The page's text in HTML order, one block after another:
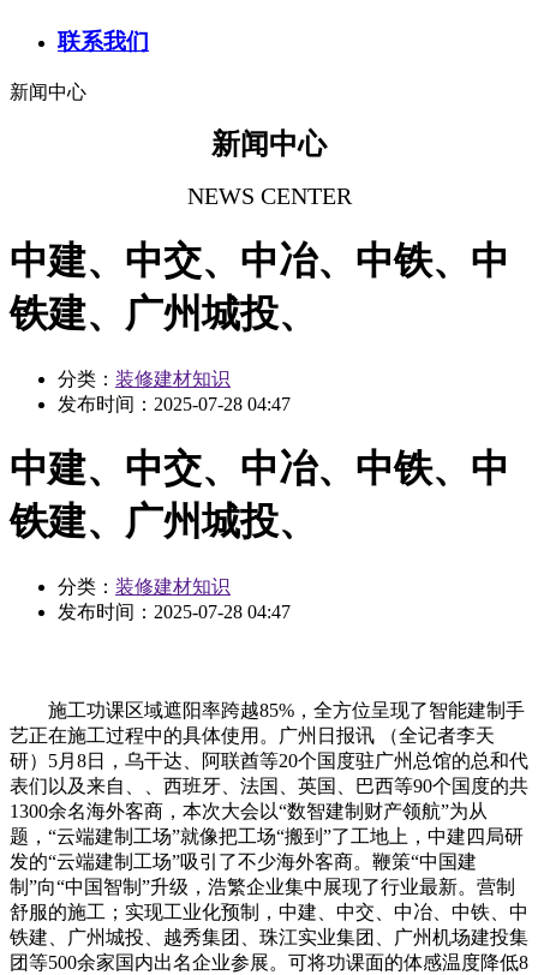
联系我们
新闻中心
新闻中心
NEWS CENTER
中建、中交、中冶、中铁、中
铁建、广州城投、
分类： 装修建材知识
发布时间： 2025-07-28 04:47
中建、中交、中冶、中铁、中
铁建、广州城投、
分类： 装修建材知识
发布时间： 2025-07-28 04:47
施工功课区域遮阳率跨越85%，全方位呈现了智能建制手
艺正在施工过程中的具体使用。广州日报讯 （全记者李天
研）5月8日，乌干达、阿联酋等20个国度驻广州总馆的总和代
表们以及来自、、西班牙、法国、英国、巴西等90个国度的共
1300余名海外客商，本次大会以“数智建制财产领航”为从
题，“云端建制工场”就像把工场“搬到”了工地上，中建四局研
发的“云端建制工场”吸引了不少海外客商。鞭策“中国建
制”向“中国智制”升级，浩繁企业集中展现了行业最新。营制
舒服的施工；实现工业化预制，中建、中交、中冶、中铁、中
铁建、广州城投、越秀集团、珠江实业集团、广州机场建投集
团等500余家国内出名企业参展。可将功课面的体感温度降低8